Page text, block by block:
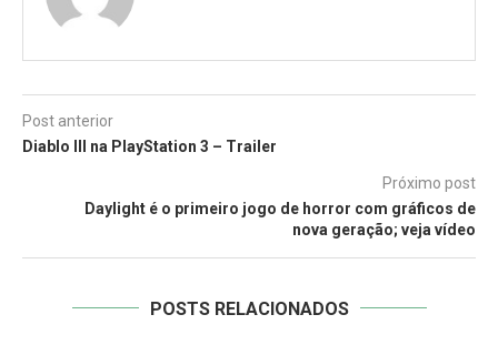
Post anterior
Diablo III na PlayStation 3 – Trailer
Próximo post
Daylight é o primeiro jogo de horror com gráficos de
nova geração; veja vídeo
POSTS RELACIONADOS